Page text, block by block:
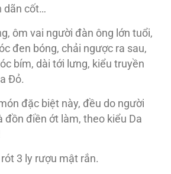
dãn cốt…
ôm vai người đàn ông lớn tuổi,
đen bóng, chải ngược ra sau,
bím, dài tới lưng, kiểu truyền
Đỏ.
đặc biệt này, đều do người
đồn điền ớt làm, theo kiểu Da
3 ly rượu mật rắn.